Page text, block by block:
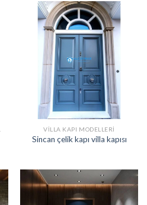
VILLA KAPI MODELLERI
Sincan çelik kapı villa kapısı